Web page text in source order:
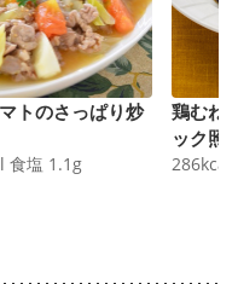
トのさっぱり炒
食塩 1.1 g
鶏むね
ック照
286kcal